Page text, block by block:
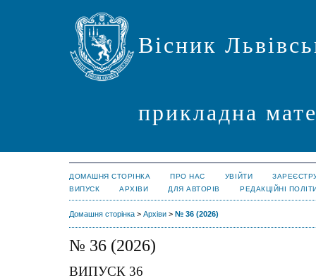
Вісник
прикладна
ДОМАШНЯ СТОРІНКА ПРО НАС УВІЙТИ
ВИПУСК
АРХІВИ ДЛЯ АВТОРІВ РЕДАКЦІЙНІ
Домашня сторінка > Архіви > № 36 (2026)
№ 36 (2026)
ВИПУСК 36